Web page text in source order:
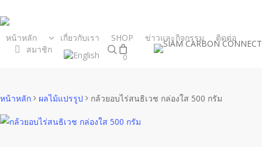
to
main
content
หน้าหลัก เกี่ยวกับเรา SHOP ข่าวและกิจกรรม
ติดต่อ
สมาชิก
search
0
หน้าหลัก ผลไม้แปรรูป กล้วยอบไร่สนธิเวช กล่องใส 500 กรัม